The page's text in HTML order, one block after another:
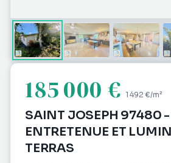
185 000 € 1 492 €/m²
SAINT JOSEPH 97480
ENTRETENUE ET
TERRAS